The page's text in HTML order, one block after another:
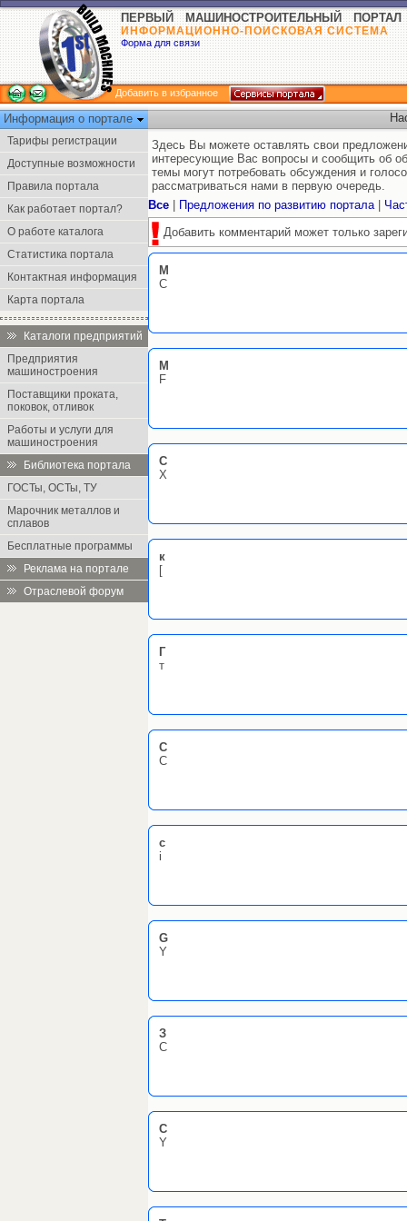
ПЕРВЫЙ МАШИНОСТРОИТЕЛЬНЫЙ ПОРТАЛ
ИНФОРМАЦИОННО-ПОИСКОВАЯ СИСТЕМА
Форма для связи
Добавить в избранное
Информация о портале
Тарифы регистрации
Доступные возможности
Правила портала
Как работает портал?
О работе каталога
Статистика портала
Контактная информация
Карта портала
Каталоги предприятий
Предприятия
машиностроения
Поставщики проката,
поковок, отливок
Работы и услуги для
машиностроения
Библиотека портала
ГОСТы, ОСТы, ТУ
Марочник металлов и
сплавов
Бесплатные программы
Реклама на портале
Отраслевой форум
Здесь Вы можете оставлять свои
интересующие Вас вопросы и сообщить об
темы могут потребовать обсуждения и
рассматриваться нами в первую очередь.
Все
Предложения по развитию портала
Добавить комментарий может только
M
C
M
F
С
Х
к
[
Г
т
C
C
с
i
G
Y
З
С
C
Y